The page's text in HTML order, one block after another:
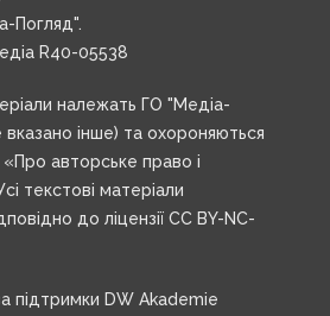
Погляд".
R40-05538
належать ГО "Медіа-
інше) та охороняються
авторське право і
текстові матеріали
до ліцензії CC BY-NC-
підтримки DW Akademie